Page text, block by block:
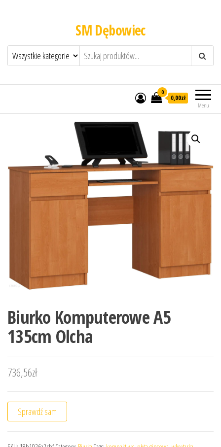
SM Dębowiec
Menu
0
0,00zł
Biurko Komputerowe A5
135cm Olcha
736,56zł
Sprawdź sam